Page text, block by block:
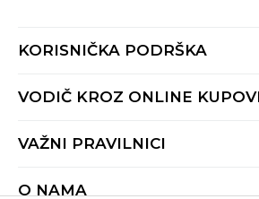
KORISNIČKA PODRŠKA
Provjeri status porudžbine
Radno vrijeme 9-16h
VODIČ KROZ ONLINE
Načini isporuke
Reklamacije
VAŽNI PRAVILNICI
O NAMA